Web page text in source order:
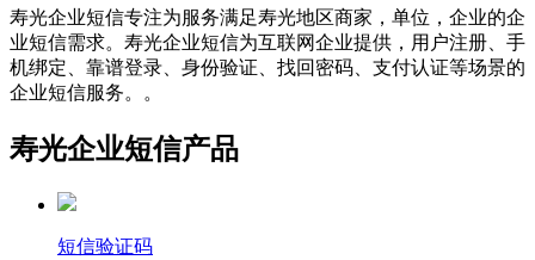
寿光企业短信专注为服务满足寿光地区商家，单位，企业的企
业短信需求。寿光企业短信为互联网企业提供，用户注册、手
机绑定、靠谱登录、身份验证、找回密码、支付认证等场景的
企业短信服务。。
寿光企业短信产品
短信验证码